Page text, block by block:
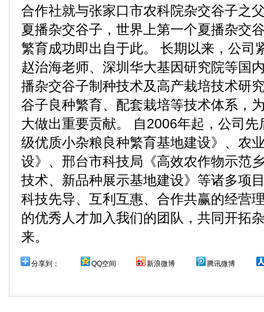
合作社就与张家口市农科院杂交谷子之
夏播杂交谷子，世界上第一个夏播杂交
繁育成功即出自于此。 长期以来，公司
赵治海老师、深圳华大基因研究院等国
播杂交谷子制种技术及高产栽培技术研
谷子良种繁育、配套栽培等技术体系，
大做出重要贡献。 自2006年起，公司
级优质小杂粮良种繁育基地建设》、农
设》、邢台市科技局《高效农作物示范
技术、新品种展示基地建设》等诸多项
科技先导、互利互惠、合作共赢的经营
的优秀人才加入我们的团队，共同开拓
来。
分享到： QQ空间 新浪微博 腾讯微博